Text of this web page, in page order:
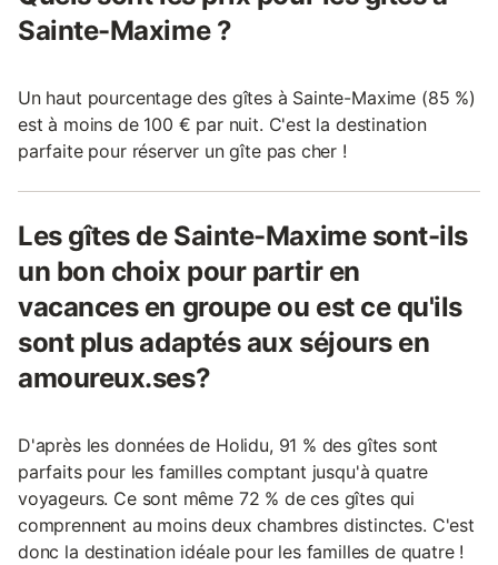
Sainte-Maxime ?
Un haut pourcentage des gîtes à Sainte-Maxime (85 %)
est à moins de 100 € par nuit. C'est la destination
parfaite pour réserver un gîte pas cher !
Les gîtes de Sainte-Maxime sont-ils
un bon choix pour partir en
vacances en groupe ou est ce qu'ils
sont plus adaptés aux séjours en
amoureux.ses?
D'après les données de Holidu, 91 % des gîtes sont
parfaits pour les familles comptant jusqu'à quatre
voyageurs. Ce sont même 72 % de ces gîtes qui
comprennent au moins deux chambres distinctes. C'est
donc la destination idéale pour les familles de quatre !